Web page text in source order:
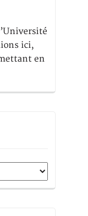
ici,
en